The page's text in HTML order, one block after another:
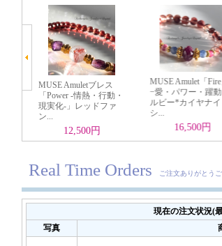
Real Time Orders ご注文ありがとう